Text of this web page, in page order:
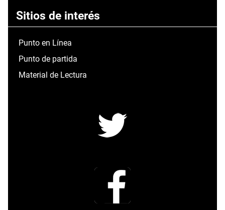
Sitios de interés
Punto en Línea
Punto de partida
Material de Lectura